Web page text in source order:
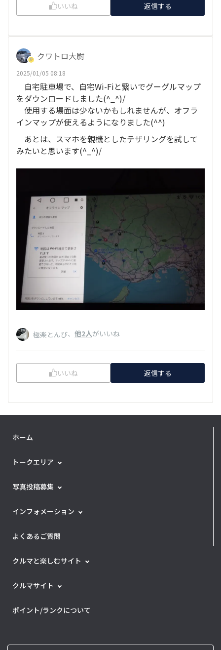
いいね 返信する
クワトロ大尉
2025/01/05 08:18
自宅駐車場で、自宅Wi-Fiと繋いでグーグルマップ
をダウンロードしました(^_^)/
使用する場面は少ないかもしれませんが、オフラ
インマップが使えるようになりました(^^)
あとは、スマホを親機としたテザリングを試して
みたいと思います(^_^)/
極楽とんび、 他2人がいいね
いいね 返信する
ホーム
トークエリア
写真投稿募集
インフォメーション
よくあるご質問
クルマと楽しむサイト
クルマサイト
ポイント/ランクについて